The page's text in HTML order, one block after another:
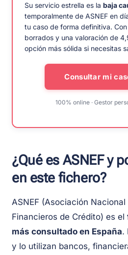
Su servicio estrella es la baja
temporalmente de ASNEF en
tu caso de forma definitiva.
borrados y una valoración de
opción más sólida si necesitas
Consultar mi
100% online · Gestor
¿Qué es ASNEF y
en este fichero?
ASNEF (Asociación
Financieros de Crédito) es el
más consultado en España.
y lo utilizan bancos,